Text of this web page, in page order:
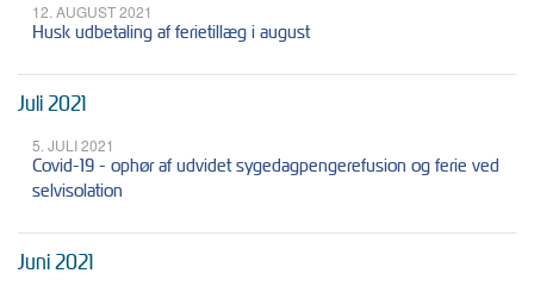
12. AUGUST 2021
Husk udbetaling af ferietillæg i august
Juli 2021
5. JULI 2021
Covid-19 - ophør af udvidet sygedagpengerefusion og ferie ved
selvisolation
Juni 2021